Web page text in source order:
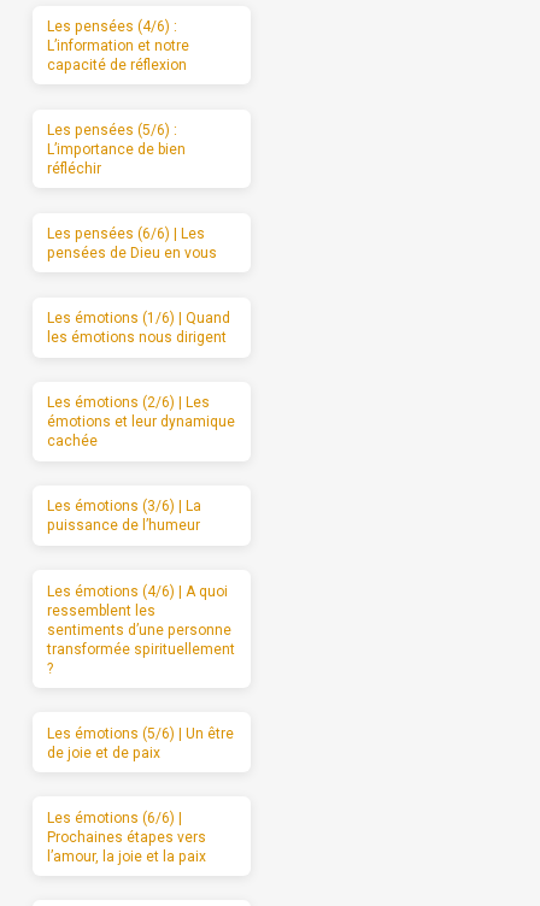
Les pensées (4/6) :
L’information et notre
capacité de réflexion
Les pensées (5/6) :
L’importance de bien
réfléchir
Les pensées (6/6) | Les
pensées de Dieu en vous
Les émotions (1/6) | Quand
les émotions nous dirigent
Les émotions (2/6) | Les
émotions et leur dynamique
cachée
Les émotions (3/6) | La
puissance de l’humeur
Les émotions (4/6) | A quoi
ressemblent les
sentiments d’une personne
transformée spirituellement
?
Les émotions (5/6) | Un être
de joie et de paix
Les émotions (6/6) |
Prochaines étapes vers
l’amour, la joie et la paix